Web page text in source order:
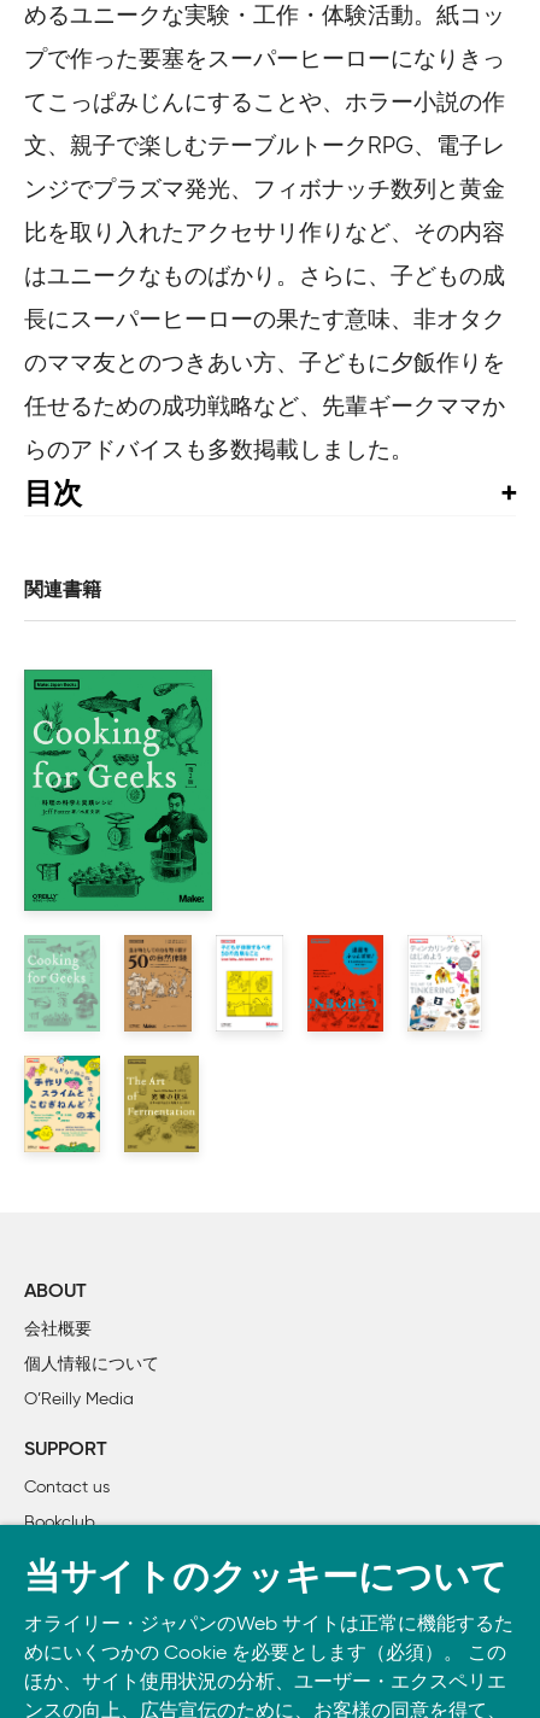
めるユニークな実験・工作・体験活動。紙コッ
プで作った要塞をスーパーヒーローになりきっ
てこっぱみじんにすることや、ホラー小説の作
文、親子で楽しむテーブルトークRPG、電子レ
ンジでプラズマ発光、フィボナッチ数列と黄金
比を取り入れたアクセサリ作りなど、その内容
はユニークなものばかり。さらに、子どもの成
長にスーパーヒーローの果たす意味、非オタク
のママ友とのつきあい方、子どもに夕飯作りを
任せるための成功戦略など、先輩ギークママか
らのアドバイスも多数掲載しました。
目次
1章　コミック・ヒーロー編
    子どもにとってのスーパーヒーローの意義
    段ボール箱で秘密基地を作ろう
スーパーヒーローの力を試そう　パーティで使える楽し
スーパー簡単・スーパー安いスーパーヒーロー衣装の作
    スーパーヒーローで学ぶアメリカ現代史
ベッドの下の大量のコミック本　他人の趣味と一緒に暮
    秘密諜報員　宝探しで手がかりを追う
    スチームパンクとMakerカルチャー
激安！　竹マットで作るルネサンス風コルセット（ママ
    子持ちのためのオタク系イベント参加心得
初歩的なことだよ、ワトソン君 子どもの自然な好奇心
    家庭内ラーニングセンター構築計画
子どもの独創性を刺激する！　「1000枚の白紙のカード
    タイムトラベルごっこで歴史を学ぶ
    歴史上の人物になりきってパーティを開こう
    紙遊びでトポロジー（位相幾何学）体験
ヘヴィメタルの中にモーツァルトを発見　ロック・ミー
    非オタクのママ友とのつきあい方（ママ限定）
3章　IT・ゲーム編
抵抗は無意味だ マルチタスクなママたちはデジタル革命
    子どものための安全なネットコミュニティの見分け方
私が幼児に「ワールド・オブ・ウォークラフト」で遊ば
    子どものための簡単ウェブサイト作成入門
    インターネットブーム前夜、草の根BBSの思い出
関連書籍
ABOUT
会社概要
個人情報について
O’Reilly Media
SUPPORT
Contact us
Bookclub
書籍注文
Take O’Reilly with you and learn anywhere, anytime on your
phone
and tablet.
当サイトのクッキーについて
オライリー・ジャパンのWeb サイトは正常に機能するた
めにいくつかの Cookie を必要とします（必須）。 この
ほか、サイト使用状況の分析、ユーザー・エクスペリエ
ンスの向上、広告宣伝のために、お客様の同意を得て、